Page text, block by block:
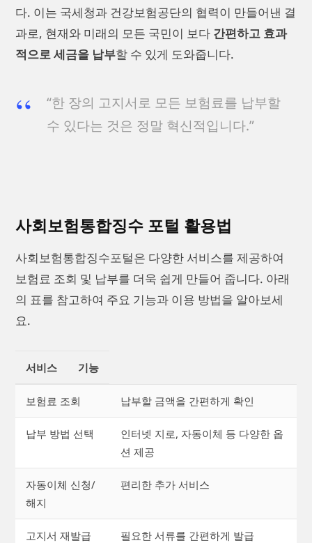
다. 이는 국세청과 건강보험공단의 협력이 만들어낸 결
과로, 현재와 미래의 모든 국민이 보다 간편하고 효과
적으로 세금을 납부할 수 있게 도와줍니다.
“한 장의 고지서로 모든 보험료를 납부할
수 있다는 것은 정말 혁신적입니다.”
사회보험통합징수 포털 활용법
사회보험통합징수포털은 다양한 서비스를 제공하여
보험료 조회 및 납부를 더욱 쉽게 만들어 줍니다. 아래
의 표를 참고하여 주요 기능과 이용 방법을 알아보세
요.
서비스 기능
보험료 조회 납부할 금액을 간편하게 확인
납부 방법 선택
인터넷 지로, 자동이체 등 다양한 옵
션 제공
자동이체 신청/
해지
편리한 추가 서비스
고지서 재발급 필요한 서류를 간편하게 발급